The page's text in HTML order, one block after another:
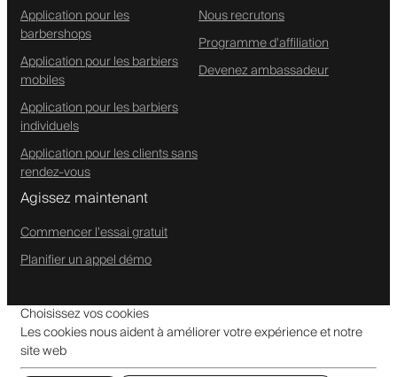
Application pour les
barbershops
Application pour les barbiers
mobiles
Application pour les barbiers
individuels
Application pour les clients sans
rendez-vous
Nous recrutons
Programme d'affiliation
Devenez ambassadeur
Agissez maintenant
Commencer l'essai gratuit
Planifier un appel démo
Choisissez vos cookies
Les cookies nous aident à améliorer votre expérience et notre
site web